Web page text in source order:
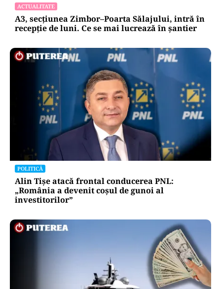
ACTUALITATE
A3, secțiunea Zimbor–Poarta Sălajului, intră în
recepție de luni. Ce se mai lucrează în șantier
POLITICĂ
Alin Tișe atacă frontal conducerea PNL:
„România a devenit coșul de gunoi al
investitorilor”